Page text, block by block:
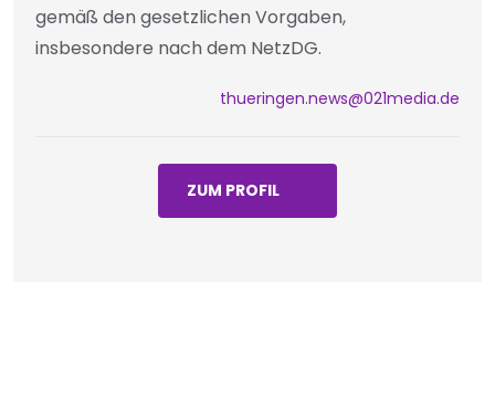
gemäß den gesetzlichen Vorgaben,
insbesondere nach dem NetzDG.
thueringen.news@021media.de
ZUM PROFIL